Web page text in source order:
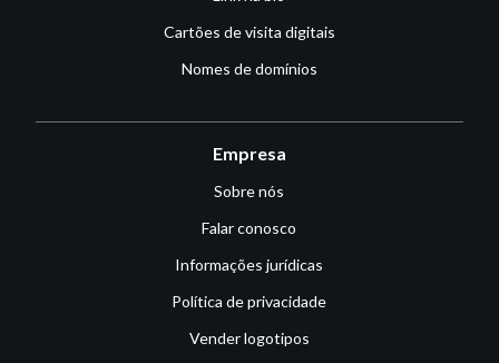
Cartões de visita digitais
Nomes de domínios
Empresa
Sobre nós
Falar conosco
Informações jurídicas
Política de privacidade
Vender logotipos